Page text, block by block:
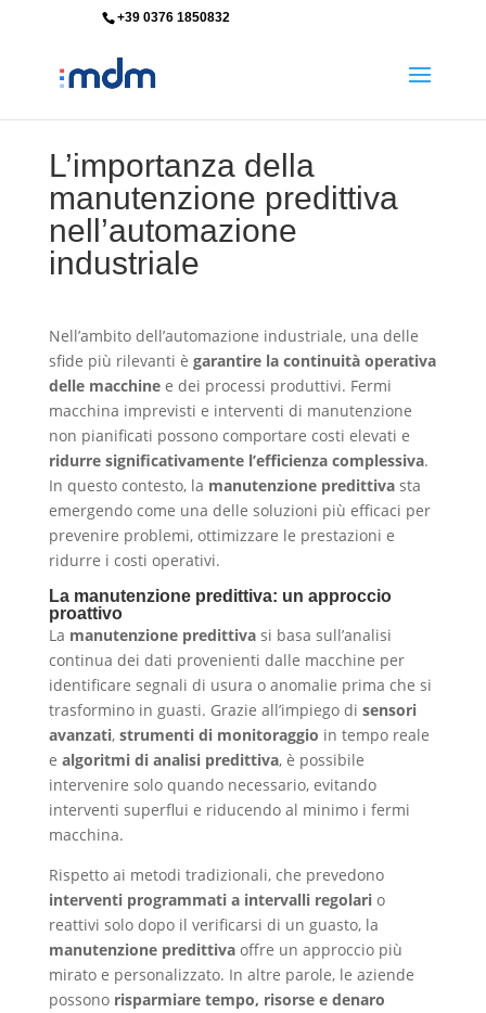
+39 0376 1850832
L’importanza della
manutenzione predittiva
nell’automazione
industriale
Nell’ambito dell’automazione industriale, una delle
sfide più rilevanti è garantire la continuità operativa
delle macchinee dei processi produttivi. Fermi
macchina imprevisti e interventi di manutenzione
non pianificati possono comportare costi elevati e
ridurre significativamente l’efficienza complessiva.
In questo contesto, la manutenzione predittivasta
emergendo come una delle soluzioni più efficaci per
prevenire problemi, ottimizzare le prestazioni e
ridurre i costi operativi.
La manutenzione predittiva: un approccio
proattivo
La manutenzione predittivasi basa sull’analisi
continua dei dati provenienti dalle macchine per
identificare segnali di usura o anomalie prima che si
trasformino in guasti. Grazie all’impiego di sensori
avanzati, strumenti di monitoraggio in tempo reale
e algoritmi di analisi predittiva, è possibile
intervenire solo quando necessario, evitando
interventi superflui e riducendo al minimo i fermi
macchina.
Rispetto ai metodi tradizionali, che prevedono
interventi programmati a intervalli regolario
reattivi solo dopo il verificarsi di un guasto, la
manutenzione predittivaoffre un approccio più
mirato e personalizzato. In altre parole, le aziende
possono risparmiare tempo, risorse e denaro